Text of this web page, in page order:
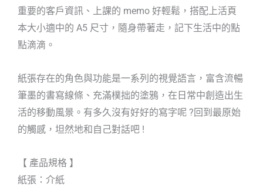
重要的客戶資訊、上課的 memo 好輕鬆，搭配上活頁
本大小適中的 A5 尺寸，隨身帶著走，記下生活中的點
點滴滴。
紙張存在的角色與功能是一系列的視覺語言，富含流暢
筆墨的書寫線條、充滿樸拙的塗鴉，在日常中創造出生
活的移動風景。有多久沒有好好的寫字呢 ?回到最原始
的觸感，坦然地和自己對話吧 !
【 產品規格 】
紙張：介紙